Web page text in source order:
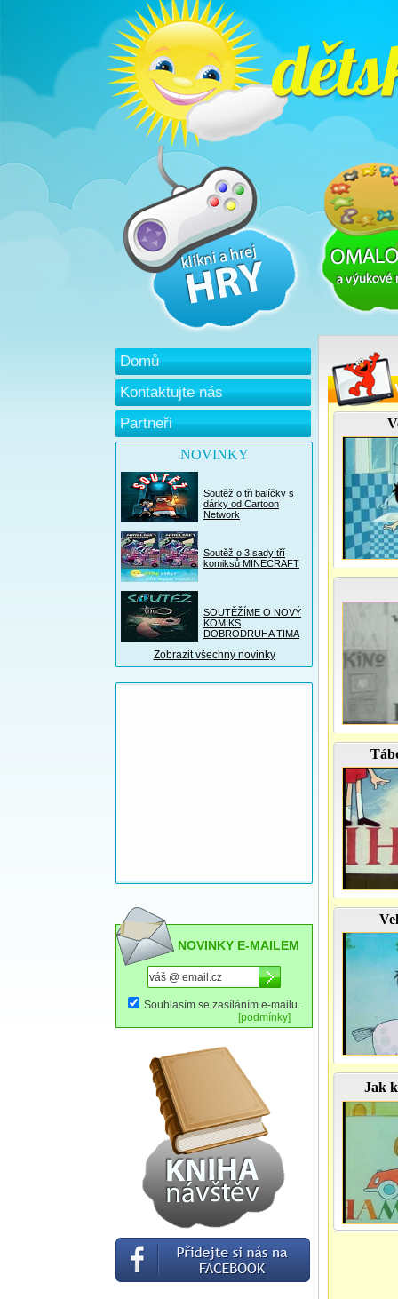
Domů
Kontaktujte nás
Partneři
NOVINKY
Soutěž o tři balíčky s
dárky od Cartoon
Network
Soutěž o 3 sady tří
komiksů MINECRAFT
SOUTĚŽÍME O NOVÝ
KOMIKS
DOBRODRUHA TIMA
Zobrazit všechny novinky
NOVINKY E-MAILEM
Souhlasím se zasíláním e-mailu.
[podmínky]
Jak